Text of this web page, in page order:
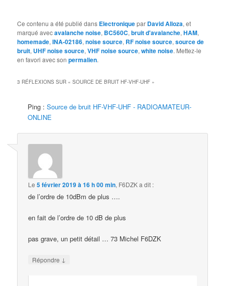
Ce contenu a été publié dans Electroniquepar David Alloza, et
marqué avecavalanche noise, BC560C,bruit d'avalanche,HAM,
homemade,INA-02186,noise source, RF noise source,source de
bruit, UHF noise source,VHF noise source,white noise. Mettez-le
en favori avec sonpermalien.
3 RÉFLEXIONS SUR «SOURCE DE BRUIT HF-VHF-UHF »
Ping :Source de bruit HF-VHF-UHF - RADIOAMATEUR-
ONLINE
Le5 février 2019 à 16 h 00 min, F6DZKa dit :
de l’ordre de 10dBm de plus ….
en fait de l’ordre de 10 dB de plus
pas grave, un petit détail … 73 Michel F6DZK
Répondre ↓